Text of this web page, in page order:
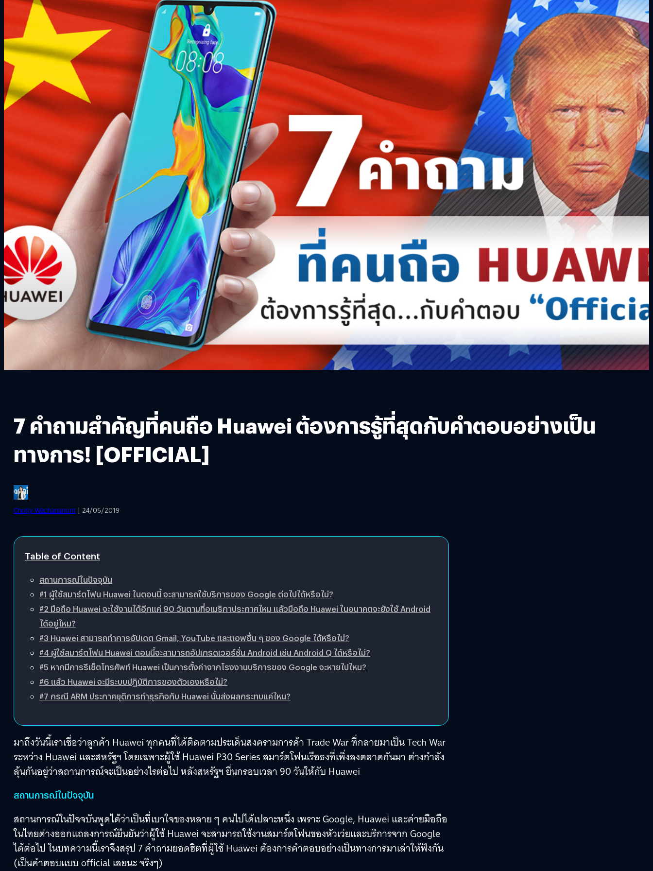
7 คำถามสำคัญที่คนถือ Huawei ต้องการรู้ที่สุดกับคำตอบอย่างเป็น
ทางการ! [OFFICIAL]
Cholly Wachananont | 24/05/2019
Table of Content
สถานการณ์ในปัจจุบัน
#1 ผู้ใช้สมาร์ตโฟน Huawei ในตอนนี้ จะสามารถใช้บริการของ Google ต่อไปได้หรือไม่?
#2 มือถือ Huawei จะใช้งานได้อีกแค่ 90 วันตามที่อเมริกาประกาศไหม แล้วมือถือ Huawei ในอนาคตจะยังใช้ Android
ได้อยู่ไหม?
#3 Huawei สามารถทำการอัปเดต Gmail, YouTube และแอพอื่น ๆ ของ Google ได้หรือไม่?
#4 ผู้ใช้สมาร์ตโฟน Huawei ตอนนี้จะสามารถอัปเกรดเวอร์ชั่น Android เช่น Android Q ได้หรือไม่?
#5 หากมีการรีเซ็ตโทรศัพท์ Huawei เป็นการตั้งค่าจากโรงงานบริการของ Google จะหายไปไหม?
#6 แล้ว Huawei จะมีระบบปฏิบัติการของตัวเองหรือไม่?
#7 กรณี ARM ประกาศยุติการทำธุรกิจกับ Huawei นั้นส่งผลกระทบแค่ไหน?
มาถึงวันนี้เราเชื่อว่าลูกค้า Huawei ทุกคนที่ได้ติดตามประเด็นสงครามการค้า Trade War ที่กลายมาเป็น Tech War
ระหว่าง Huawei และสหรัฐฯ โดยเฉพาะผู้ใช้ Huawei P30 Series สมาร์ตโฟนเรือธงที่เพิ่งลงตลาดกันมา ต่างกำลัง
ลุ้นกันอยู่ว่าสถานการณ์จะเป็นอย่างไรต่อไป หลังสหรัฐฯ ยื่นกรอบเวลา 90 วันให้กับ Huawei
สถานการณ์ในปัจจุบัน
สถานการณ์ในปัจจบันพูดได้ว่าเป็นที่เบาใจของหลาย ๆ คนไปได้เปลาะหนึ่ง เพราะ Google, Huawei และค่ายมือถือ
ในไทยต่างออกแถลงการณ์ยืนยันว่าผู้ใช้ Huawei จะสามารถใช้งานสมาร์ตโฟนของหัวเว่ยและบริการจาก Google
ได้ต่อไป ในบทความนี้เราจึงสรุป 7 คำถามยอดฮิตที่ผู้ใช้ Huawei ต้องการคำตอบอย่างเป็นทางการมาเล่าให้ฟังกัน
(เป็นคำตอบแบบ official เลยนะ จริงๆ)